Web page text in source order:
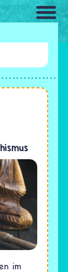
im